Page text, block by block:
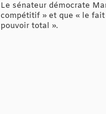
Le sénateur démocrate
compétitif » et que « le
pouvoir total ».